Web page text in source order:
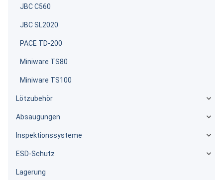
JBC C560
JBC SL2020
PACE TD-200
Miniware TS80
Miniware TS100
Lötzubehör
Absaugungen
Inspektionssysteme
ESD-Schutz
Lagerung